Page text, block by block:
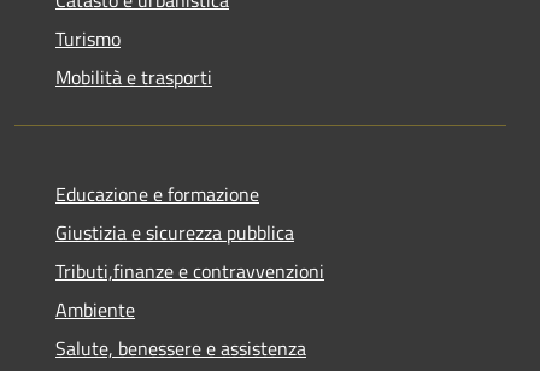
Turismo
Mobilità e trasporti
Educazione e formazione
Giustizia e sicurezza pubblica
Tributi,finanze e contravvenzioni
Ambiente
Salute, benessere e assistenza